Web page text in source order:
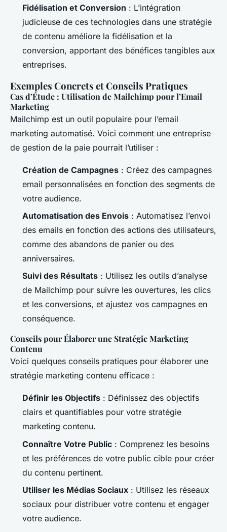
Fidélisation et Conversion : L’intégration
judicieuse de ces technologies dans une stratégie
de contenu améliore la fidélisation et la
conversion, apportant des bénéfices tangibles aux
entreprises.
Exemples Concrets et Conseils Pratiques
Cas d’Étude : Utilisation de Mailchimp pour l’Email
Marketing
Mailchimp est un outil populaire pour l’email
marketing automatisé. Voici comment une entreprise
de gestion de la paie pourrait l’utiliser :
Création de Campagnes : Créez des campagnes
email personnalisées en fonction des segments de
votre audience.
Automatisation des Envois : Automatisez l’envoi
des emails en fonction des actions des utilisateurs,
comme des abandons de panier ou des
anniversaires.
Suivi des Résultats : Utilisez les outils d’analyse
de Mailchimp pour suivre les ouvertures, les clics
et les conversions, et ajustez vos campagnes en
conséquence.
Conseils pour Élaborer une Stratégie Marketing
Contenu
Voici quelques conseils pratiques pour élaborer une
stratégie marketing contenu efficace :
Définir les Objectifs : Définissez des objectifs
clairs et quantifiables pour votre stratégie
marketing contenu.
Connaître Votre Public : Comprenez les besoins
et les préférences de votre public cible pour créer
du contenu pertinent.
Utiliser les Médias Sociaux : Utilisez les réseaux
sociaux pour distribuer votre contenu et engager
votre audience.